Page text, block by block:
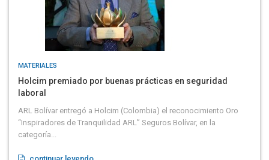
MATERIALES
Holcim premiado por buenas prácticas en seguridad
laboral
ARL Bolívar entregó a Holcim (Colombia) el reconocimiento Oro
“Inspiradores de Tranquilidad ARL” Seguros Bolívar, en la
categoría...